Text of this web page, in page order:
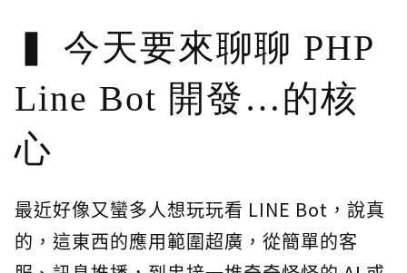
今天要來聊聊 PHP
Line Bot 開發…的核
心
最近好像又蠻多人想玩玩看 LINE Bot，說真
的，這東西的應用範圍超廣，從簡單的客